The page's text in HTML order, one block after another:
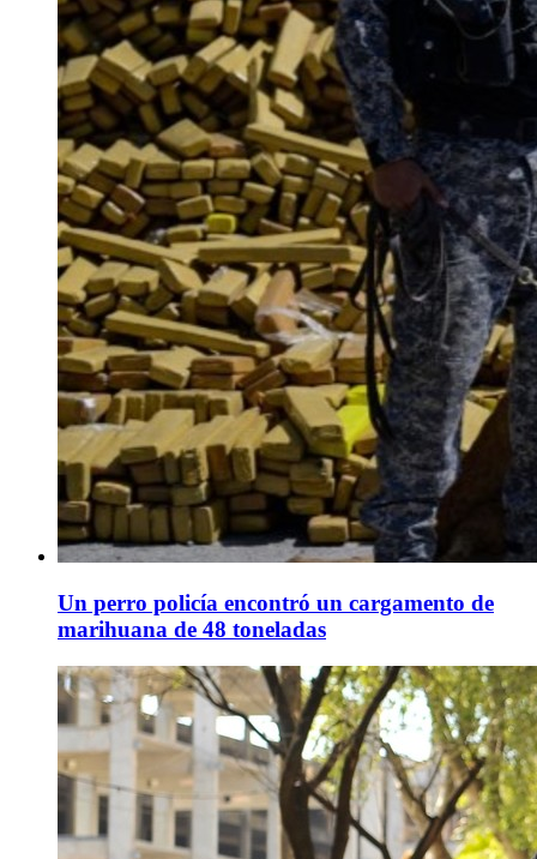
Un perro policía encontró un cargamento de
marihuana de 48 toneladas